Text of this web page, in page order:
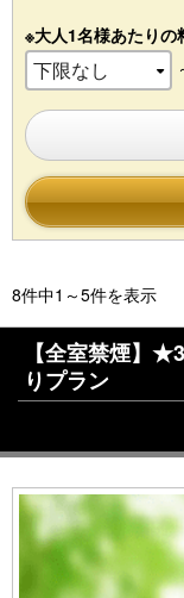
※大人1名様あたりの
8件中1～5件を表示
【全室禁煙】
りプラン